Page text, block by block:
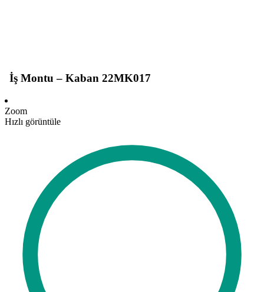
İş Montu – Kaban 22MK017
Zoom
Hızlı görüntüle